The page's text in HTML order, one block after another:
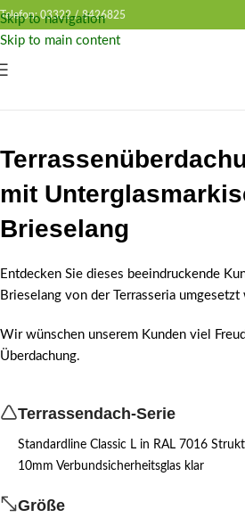
Skip to navigation
Skip to main content
Telefon: 03322 /8426825
mit
Brieselang
Entdecken Sie dieses beeindruckende
Brieselang von der Terrasseria umgesetzt
Wir wünschen unserem Kunden viel
Überdachung.
Terrassendach-Serie
Standardline Classic L in RAL 7016
10mm Verbundsicherheitsglas klar
Größe